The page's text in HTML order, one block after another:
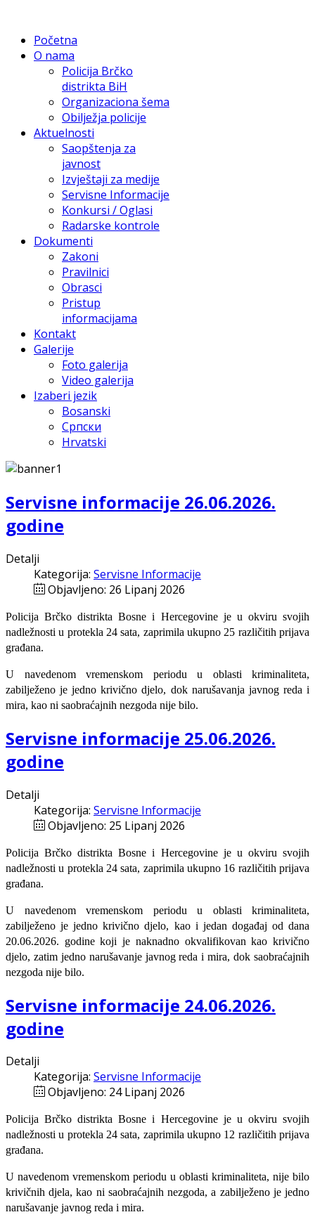
Početna
O nama
Policija Brčko
distrikta BiH
Organizaciona šema
Obilježja policije
Aktuelnosti
Saopštenja za
javnost
Izvještaji za medije
Servisne Informacije
Konkursi / Oglasi
Radarske kontrole
Dokumenti
Zakoni
Pravilnici
Obrasci
Pristup
informacijama
Kontakt
Galerije
Foto galerija
Video galerija
Izaberi jezik
Bosanski
Српски
Hrvatski
Servisne informacije 26.06.2026.
godine
Detalji
Kategorija: Servisne Informacije
Objavljeno: 26 Lipanj 2026
Policija Brčko distrikta Bosne i Hercegovine je u okviru svojih
nadležnosti u protekla 24 sata, zaprimila ukupno 25 različitih prijava
građana.
U navedenom vremenskom periodu u oblasti kriminaliteta,
zabilježeno je jedno krivično djelo, dok narušavanja javnog reda i
mira, kao ni saobraćajnih nezgoda nije bilo.
Servisne informacije 25.06.2026.
godine
Detalji
Kategorija: Servisne Informacije
Objavljeno: 25 Lipanj 2026
Policija Brčko distrikta Bosne i Hercegovine je u okviru svojih
nadležnosti u protekla 24 sata, zaprimila ukupno 16 različitih prijava
građana.
U navedenom vremenskom periodu u oblasti kriminaliteta,
zabilježeno je jedno krivično djelo, kao i jedan događaj od dana
20.06.2026. godine koji je naknadno okvalifikovan kao krivično
djelo, zatim jedno narušavanje javnog reda i mira, dok saobraćajnih
nezgoda nije bilo.
Servisne informacije 24.06.2026.
godine
Detalji
Kategorija: Servisne Informacije
Objavljeno: 24 Lipanj 2026
Policija Brčko distrikta Bosne i Hercegovine je u okviru svojih
nadležnosti u protekla 24 sata, zaprimila ukupno 12 različitih prijava
građana.
U navedenom vremenskom periodu u oblasti kriminaliteta, nije bilo
krivičnih djela, kao ni saobraćajnih nezgoda, a zabilježeno je jedno
narušavanje javnog reda i mira.